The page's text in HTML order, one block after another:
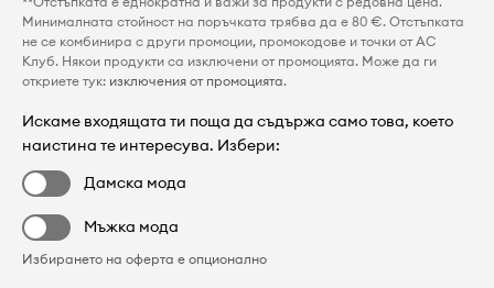
Минималната стойност на поръчката трябва да е 80 €. Отстъпката
не се комбинира с други промоции, промокодове и точки от AC
Клуб. Някои продукти са изключени от промоцията. Може да ги
откриете тук: изключения от промоцията.
Искаме входящата ти поща да съдържа само това, което
наистина те интересува. Избери:
Дамска мода
Мъжка мода
Избирането на оферта е опционално